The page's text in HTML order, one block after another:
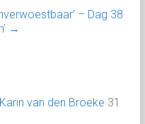
– Dag 38
→
van den Broeke 31